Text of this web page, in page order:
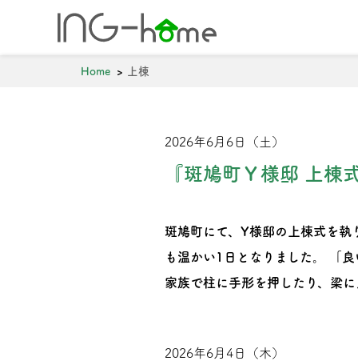
Home 上棟
2026年6月6日（土）
『斑鳩町Ｙ様邸 上棟式
斑鳩町にて、Y様邸の上棟式を執
も温かい1日となりました。 「
家族で柱に手形を押したり、梁
2026年6月4日（木）